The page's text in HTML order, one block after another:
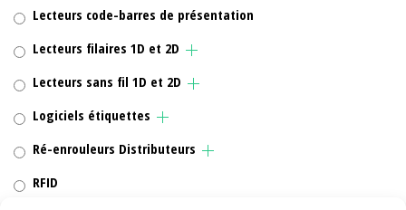
Lecteurs code-barres de présentation
Lecteurs filaires 1D et 2D
Lecteurs sans fil 1D et 2D
Logiciels étiquettes
Ré-enrouleurs Distributeurs
RFID